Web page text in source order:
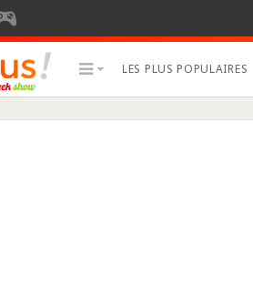
LES PLUS POPULAIRES